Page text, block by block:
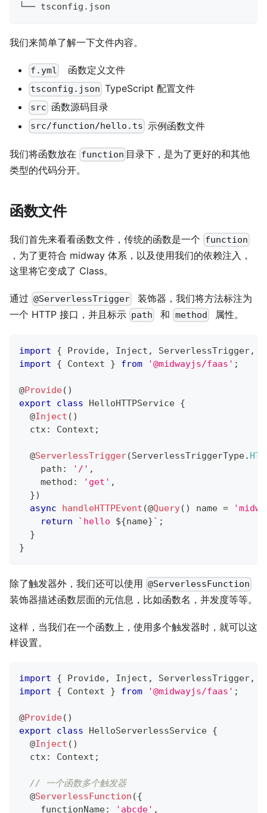
└── tsconfig.json
我们来简单了解一下文件内容。
f.yml 函数定义文件
tsconfig.json TypeScript 配置文件
src 函数源码目录
src/function/hello.ts 示例函数文件
我们将函数放在 function 目录下，是为了更好的和其他
类型的代码分开。
函数文件
我们首先来看看函数文件，传统的函数是一个 function
，为了更符合 midway 体系，以及使用我们的依赖注入，
这里将它变成了 Class。
通过 @ServerlessTrigger
装饰器，我们将方法标注为
一个 HTTP 接口，并且标示 path 和 method 属性。
import { Provide, Inject , ServerlessTrigger,
import
{ Context } from '@midwayjs/faas' ;
@Provide( )
export
class HelloHTTPService {
@Inject ( )
  ctx
: Context ;
@ServerlessTrigger(ServerlessTriggerType.
    path
: '/' ,
    method
: 'get' ,
})
async
handleHTTPEvent (@Query( ) name =
return
` hello ${name}` ;
}
}
除了触发器外，我们还可以使用 @ServerlessFunction
装饰器描述函数层面的元信息，比如函数名，并发度等等。
这样，当我们在一个函数上，使用多个触发器时，就可以这
样设置。
import { Provide, Inject , ServerlessTrigger,
import
{ Context } from '@midwayjs/faas' ;
@Provide( )
export
class HelloServerlessService {
@Inject ( )
  ctx
: Context ;
// 一个函数多个触发器
@ServerlessFunction ({
    functionName
: 'abcde' ,